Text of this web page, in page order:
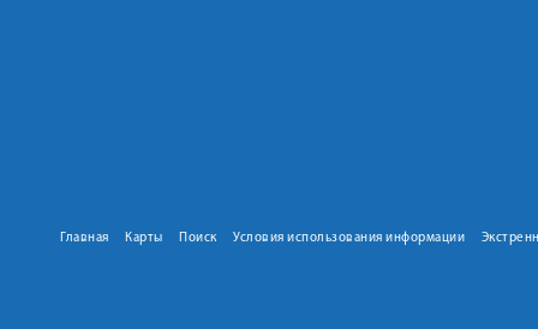
Главная Карты Поиск Условия использования информации